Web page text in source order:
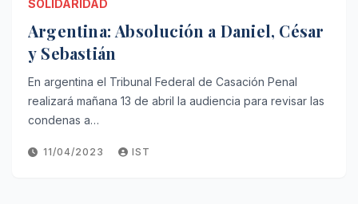
SOLIDARIDAD
Argentina: Absolución a Daniel, César
y Sebastián
En argentina el Tribunal Federal de Casación Penal
realizará mañana 13 de abril la audiencia para revisar las
condenas a…
11/04/2023 IST